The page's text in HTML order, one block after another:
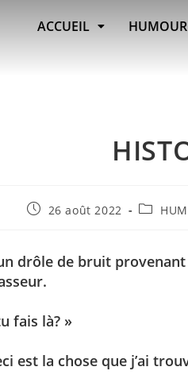
ACCUEIL HUMOUR
26 août 2022
drôle de bruit
fais là? »
est la chose que j’ai